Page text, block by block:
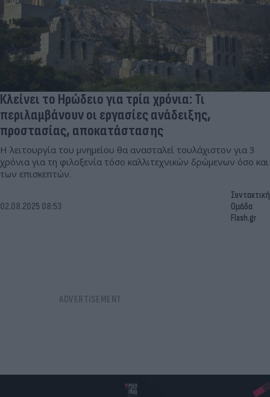
Κλείνει το Ηρώδειο για τρία χρόνια: Τι
περιλαμβάνουν οι εργασίες ανάδειξης,
προστασίας, αποκατάστασης
Η λειτουργία του μνημείου θα ανασταλεί τουλάχιστον για 3
χρόνια για τη φιλοξενία τόσο καλλιτεχνικών δρώμενων όσο και
των επισκεπτών.
02.08.2025 08:53
Συντακτική
Ομάδα
Flash.gr